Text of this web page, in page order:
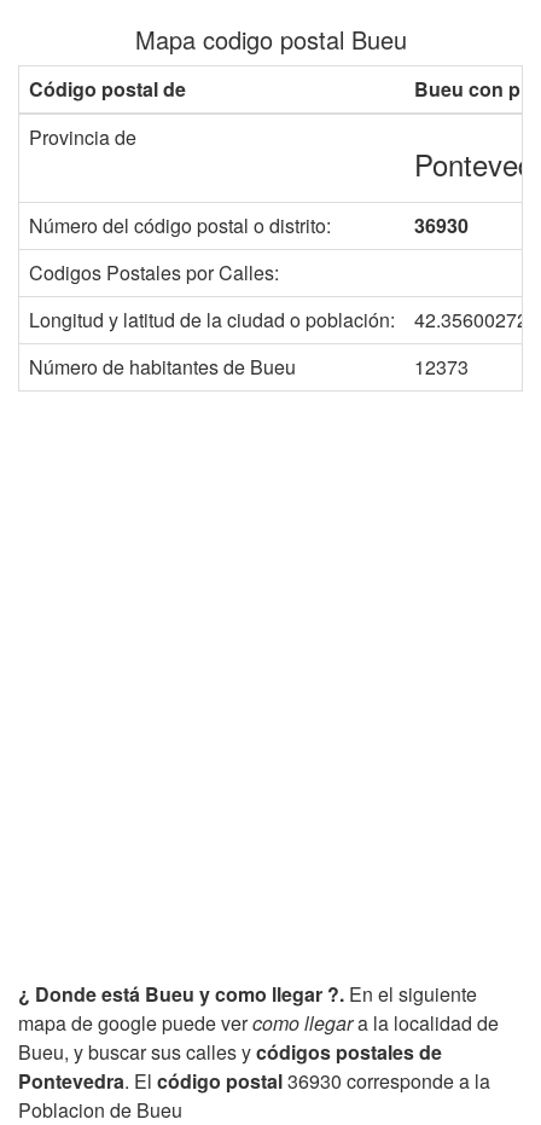
Mapa codigo postal Bueu
Código postal de
Bueu con
Provincia de
Número del código postal o distrito:
36930
Codigos Postales por Calles:
Longitud y latitud de la ciudad o población:
Número de habitantes de Bueu
12373
¿ Donde está Bueu y como llegar ?. En el siguiente
mapa de google puede vercomo llegara la localidad de
Bueu, y buscar sus calles ycódigos postales de
Pontevedra. El código postal36930 corresponde a la
Poblacion de Bueu